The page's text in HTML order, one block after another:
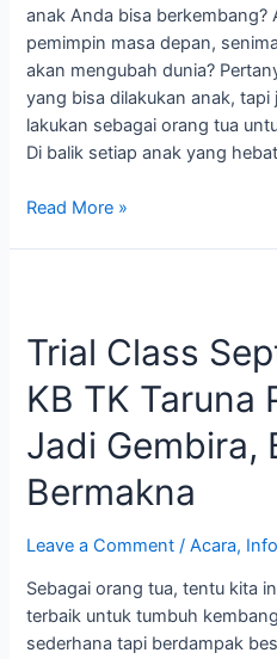
anak Anda bisa berkembang?
pemimpin masa depan,
akan mengubah dunia?
yang bisa dilakukan anak,
lakukan sebagai orang tua
Di balik setiap anak yang
Read More »
Trial Class
KB TK Taruna
Jadi Gembira,
Bermakna
Leave a Comment /Acara, Info
Sebagai orang tua, tentu kita
terbaik untuk tumbuh
sederhana tapi berdampak
September
Ceria
KB
Taruna
Prima:
Belajar
Jadi
Bermain
Jadi
Bermakna